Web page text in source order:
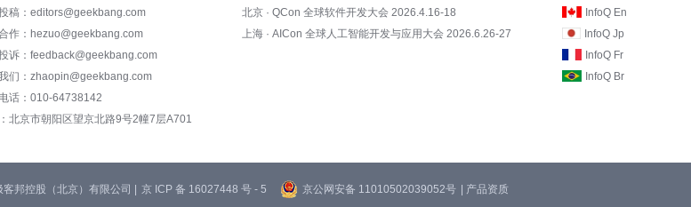
稿：editors@geekbang.com
作：hezuo@geekbang.com
诉：feedback@geekbang.com
们：zhaopin@geekbang.com
话：010-64738142
北京市朝阳区望京北路9号2幢7层A701
北京 · QCon 全球软件开发大会 2026.4.16-18
上海 · AICon 全球人工智能开发与应用大会 2026.6.26-27
InfoQ En
InfoQ Jp
InfoQ Fr
InfoQ Br
邦控股（北京）有限公司 | 京 ICP 备 16027448 号 - 5 京公网安备 11010502039052号 | 产品资质